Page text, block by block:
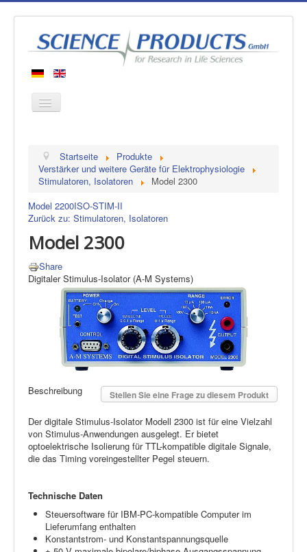
Produkte
Hersteller
Über uns
Startseite
Produkte
Verstärker und weitere Geräte für Elektrophysiologie
Stimulatoren, Isolatoren
Model 2300
Model 2200ISO-STIM-II
Zurück zu: Stimulatoren, Isolatoren
Model 2300
Share
Digitaler Stimulus-Isolator (A-M Systems)
Stellen Sie eine Frage zu diesem Produkt
Beschreibung
Der digitale Stimulus-Isolator Modell 2300 ist für eine Vielzahl
von Stimulus-Anwendungen ausgelegt. Er bietet
optoelektrische Isolierung für TTL-kompatible digitale Signale,
die das Timing voreingestellter Pegel steuern.
Technische Daten
Steuersoftware für IBM-PC-kompatible Computer im
Lieferumfang enthalten
Konstantstrom- und Konstantspannungsquelle